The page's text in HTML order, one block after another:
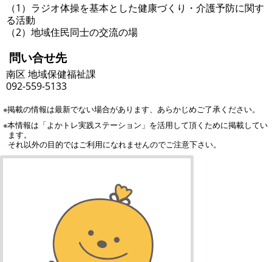
（1）ラジオ体操を基本とした健康づくり・介護予防に関す
る活動
（2）地域住民同士の交流の場
問い合せ先
南区 地域保健福祉課
092-559-5133
※掲載の情報は最新でない場合があります、あらかじめご了承ください。
※本情報は「よかトレ実践ステーション」を活用して頂くために掲載してい
ます。
それ以外の目的ではご利用になれませんのでご注意下さい。